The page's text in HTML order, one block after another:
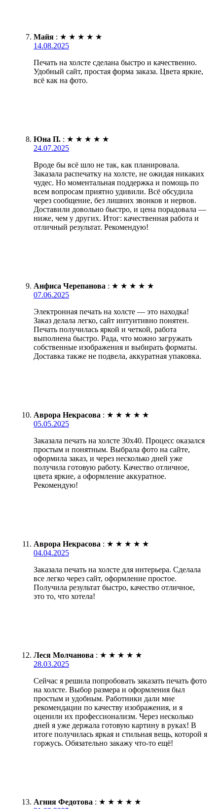
Майя : ★ ★ ★ ★ ★
14.08.2025
Печать на холсте сделана быстро и качественно.
Удобный сайт, простая форма заказа. Цвета яркие,
всё как на фото.
Юна П. : ★ ★ ★ ★ ★
24.07.2025
Вроде бы всё шло не так, как планировала.
Заказала распечатку на холсте, не ожидая никаких
чудес. Но моментальная поддержка и помощь по
всем вопросам приятно удивили. Всё обсудила
через сообщение, без лишних звонков и нервов.
Доставили довольно быстро, и цена порадовала —
ниже, чем у других. Итог: качественная работа и
отличный результат. Рекомендую!
Анфиса Черепанова : ★ ★ ★ ★ ★
07.06.2025
Электронная печать на холсте — это находка!
Заказ делала легко, сайт интуитивно понятен.
Печать получилась яркой и четкой, работа
выполнена быстро. Рада, что можно загружать
собственные изображения и выбирать форматы.
Доставка также не подвела, аккуратная упаковка.
Аврора Некрасова : ★ ★ ★ ★ ★
05.05.2025
Заказала печать на холсте 30х40. Процесс оказался
простым и понятным. Выбрала фото на сайте,
оформила заказ, и через несколько дней уже
получила готовую работу. Качество отличное,
цвета яркие, а оформление аккуратное.
Рекомендую!
Аврора Некрасова : ★ ★ ★ ★ ★
04.04.2025
Заказала печать на холсте для интерьера. Сделала
все легко через сайт, оформление простое.
Получила результат быстро, качество отличное,
это то, что хотела!
Леся Молчанова : ★ ★ ★ ★ ★
28.03.2025
Сейчас я решила попробовать заказать печать фото
на холсте. Выбор размера и оформления был
простым и удобным. Работники дали мне
рекомендации по качеству изображения, и я
оценили их профессионализм. Через несколько
дней я уже держала готовую картину в руках! В
итоге получилась яркая и стильная вещь, которой я
горжусь. Обязательно закажу что-то ещё!
Агния Федотова : ★ ★ ★ ★ ★